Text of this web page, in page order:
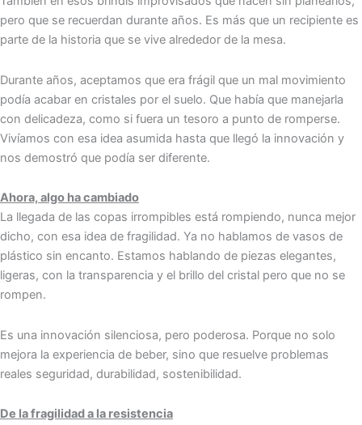
pero que se recuerdan durante años. Es más que un recipiente es
parte de la historia que se vive alrededor de la mesa.
Durante años, aceptamos que era frágil que un mal movimiento
podía acabar en cristales por el suelo. Que había que manejarla
con delicadeza, como si fuera un tesoro a punto de romperse.
Vivíamos con esa idea asumida hasta que llegó la innovación y
nos demostró que podía ser diferente.
Ahora, algo ha cambiado
La llegada de las copas irrompibles está rompiendo, nunca mejor
dicho, con esa idea de fragilidad. Ya no hablamos de vasos de
plástico sin encanto. Estamos hablando de piezas elegantes,
ligeras, con la transparencia y el brillo del cristal pero que no se
rompen.
Es una innovación silenciosa, pero poderosa. Porque no solo
mejora la experiencia de beber, sino que resuelve problemas
reales seguridad, durabilidad, sostenibilidad.
De la fragilidad a la resistencia